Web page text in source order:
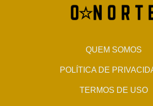
QUEM SOMOS
POLÍTICA DE
TERMOS DE USO